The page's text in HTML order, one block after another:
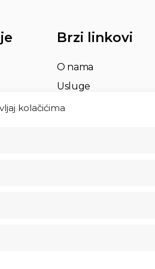
kolačićima
Brzi linkovi
O nama
Usluge
Impressum